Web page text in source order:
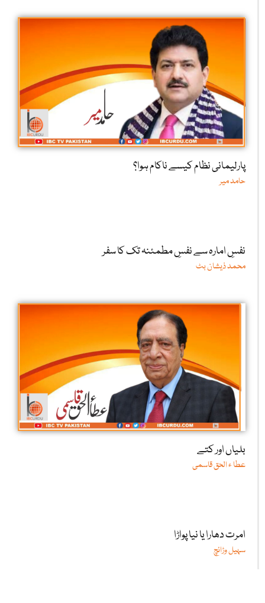
پارلیمانی نظام کیسے ناکام ہوا؟
حامد میر
نفسِ امارہ سے نفسِ مطمئنہ تک کا سفر
محمد ذیشان بٹ
بلیاں اور کتے
عطا ء الحق قاسمی
امرت دھارا یا نیا پواڑا
سہیل وڑائچ